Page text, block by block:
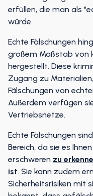
von sehr geringer
erfüllen, die man als
Echte Fälschungen
großem Maßstab von
hergestellt. Diese
Zugang zu Materialien,
Fälschungen von
Außerdem verfügen
Echte Fälschungen
Bereich, da sie es
erschweren
zu
ist . Sie kann zudem
Sicherheitsrisiken mit